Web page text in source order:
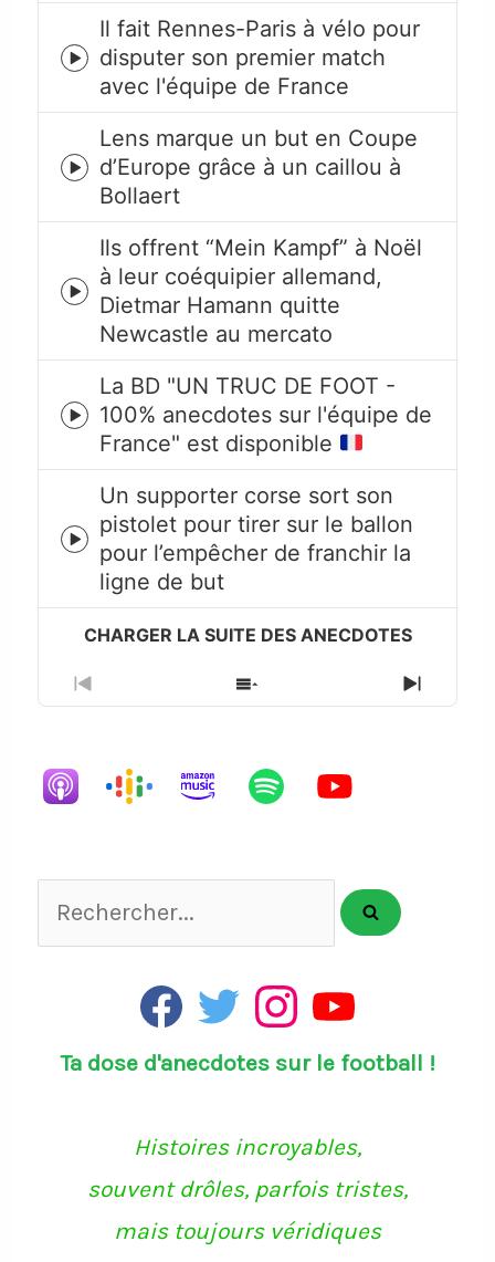
Episode
play
icon
Il fait Rennes-Paris à vélo pour
disputer son premier match
avec l'équipe de France
Episode
play
icon
Lens marque un but en Coupe
d’Europe grâce à un caillou à
Bollaert
Episode
play
icon
Ils offrent “Mein Kampf” à Noël
à leur coéquipier allemand,
Dietmar Hamann quitte
Newcastle au mercato
Episode
play
icon
La BD "UN TRUC DE FOOT -
100% anecdotes sur l'équipe de
France" est disponible
Episode
play
icon
Un supporter corse sort son
pistolet pour tirer sur le ballon
pour l’empêcher de franchir la
ligne de but
Previous
Episode
Show
Episodes
Next
Episode
Rechercher...
F
a
e
w
t
I
n
t
m
Y
T
Ta dose d'anecdotes sur le football !
Histoires incroyables,
souvent drôles, parfois tristes,
mais toujours véridiques